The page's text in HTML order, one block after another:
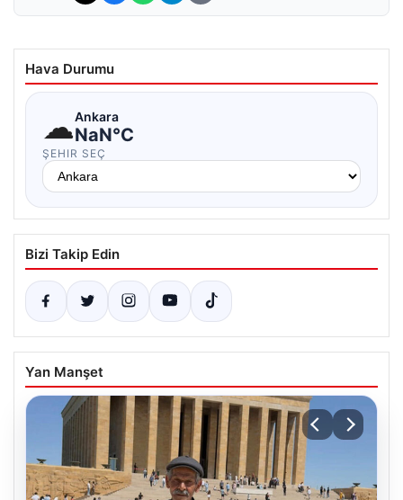
Hava Durumu
☁Ankara
NaN°C
ŞEHIR SEÇ
Bizi Takip Edin
Yan Manşet